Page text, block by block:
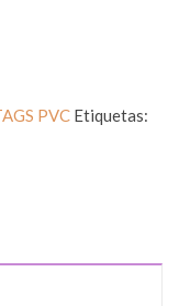
PVC Etiquetas: